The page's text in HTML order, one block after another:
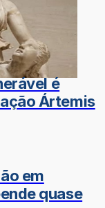
é
Ártemis
em
quase